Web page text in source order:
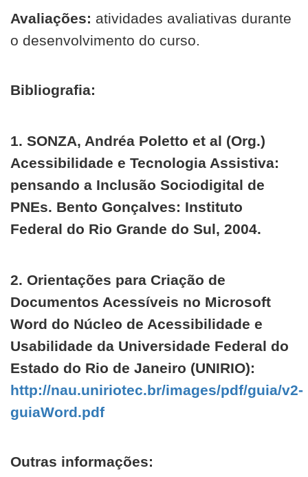
Avaliações: atividades avaliativas durante
o desenvolvimento do curso.
Bibliografia:
1. SONZA, Andréa Poletto et al (Org.)
Acessibilidade e Tecnologia Assistiva:
pensando a Inclusão Sociodigital de
PNEs. Bento Gonçalves: Instituto
Federal do Rio Grande do Sul, 2004.
2. Orientações para Criação de
Documentos Acessíveis no Microsoft
Word do Núcleo de Acessibilidade e
Usabilidade da Universidade Federal do
Estado do Rio de Janeiro (UNIRIO):
http://nau.uniriotec.br/images/pdf/guia/v2-
guiaWord.pdf
Outras informações: